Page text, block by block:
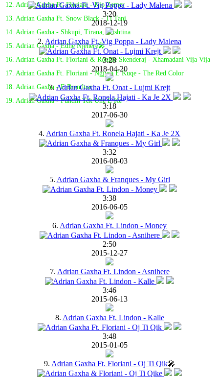
12. Adrian Gaxha Ft. Floriani - Kjo Zemer
13. Adrian Gaxha Ft. Snow Black - Ti Tani
14. Adrian Gaxha - Shkupi, Tirana, Prishtina
15. Adrian Gaxha - Edhe Njëherë🎤
16. Adrian Gaxha Ft. Floriani & Ronnie Skenderaj - Xhamadani Vija Vija
17. Adrian Gaxha Ft. Floriani - Ngjyra E Kuqe - The Red Color
18. Adrian Gaxha - E Brenduar
19. Adrian Gaxha - Fundin Tek Une E Ke
3:20
2018-12-19
2. Adrian Gaxha Ft. Vig Poppa - Lady Malena
3:28
2018-04-20
3. Adrian Gaxha Ft. Onat - Lujmi Krejt
3:18
2017-06-30
4. Adrian Gaxha Ft. Ronela Hajati - Ka Je 2X
3:32
2016-08-03
5. Adrian Gaxha & Franques - My Girl
3:38
2016-06-05
6. Adrian Gaxha Ft. Lindon - Money
2:50
2015-12-27
7. Adrian Gaxha Ft. Lindon - Asnihere
3:46
2015-06-13
8. Adrian Gaxha Ft. Lindon - Kalle
3:48
2015-01-05
9. Adrian Gaxha Ft. Floriani - Oj Ti Qik🎤